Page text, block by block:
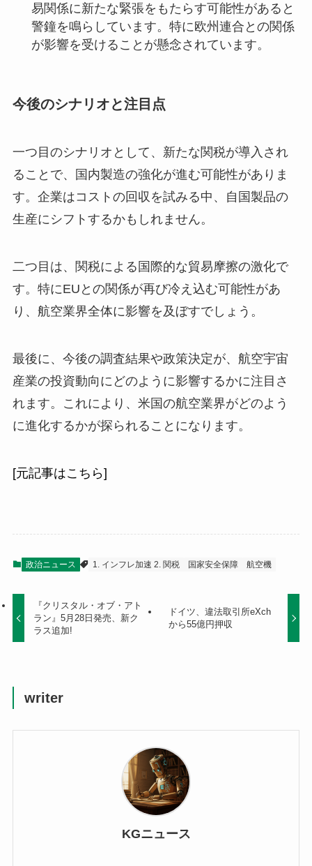
易関係に新たな緊張をもたらす可能性があると
警鐘を鳴らしています。特に欧州連合との関係
が影響を受けることが懸念されています。
今後のシナリオと注目点
一つ目のシナリオとして、新たな関税が導入され
ることで、国内製造の強化が進む可能性がありま
す。企業はコストの回収を試みる中、自国製品の
生産にシフトするかもしれません。
二つ目は、関税による国際的な貿易摩擦の激化で
す。特にEUとの関係が再び冷え込む可能性があ
り、航空業界全体に影響を及ぼすでしょう。
最後に、今後の調査結果や政策決定が、航空宇宙
産業の投資動向にどのように影響するかに注目さ
れます。これにより、米国の航空業界がどのよう
に進化するかが探られることになります。
[元記事はこちら]
政治ニュース 1. インフレ加速 2. 関税 国家安全保障 航空機
『クリスタル・オブ・アト
ラン』5月28日発売、新ク
ラス追加!
ドイツ、違法取引所eXch
から55億円押収
writer
KGニュース